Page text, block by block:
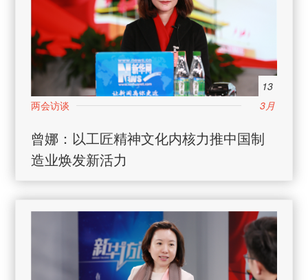
13
日
3月
曾娜：以工匠精神文化内核力推中国制
造业焕发新活力